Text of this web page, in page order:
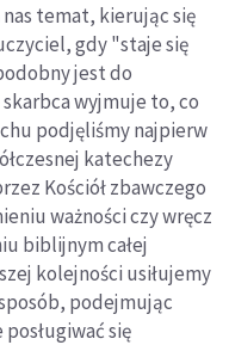
temat, kierując się
gdy "staje się
jest do
wyjmuje to, co
podjęliśmy najpierw
katechezy
Kościół zbawczego
ważności czy wręcz
biblijnym całej
kolejności usiłujemy
podejmując
posługiwać się